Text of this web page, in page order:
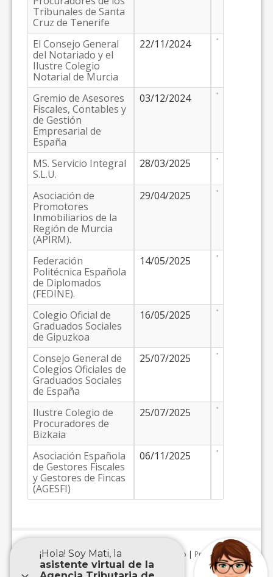
Tribunales de Santa
Cruz de Tenerife
El Consejo General
del Notariado y el
Ilustre Colegio
Notarial de Murcia
22/11/2024
Gremio de Asesores
Fiscales, Contables y
de Gestión
Empresarial de
España
03/12/2024
MS. Servicio Integral
S.L.U.
28/03/2025
Asociación de
Promotores
Inmobiliarios de la
Región de Murcia
(APIRM).
29/04/2025
Federación
Politécnica Española
de Diplomados
(FEDINE).
14/05/2025
Colegio Oficial de
Graduados Sociales
de Gipuzkoa
16/05/2025
Consejo General de
Colegios Oficiales de
Graduados Sociales
de España
25/07/2025
Ilustre Colegio de
Procuradores de
Bizkaia
25/07/2025
Asociación Española
de Gestores Fiscales
y Gestores de Fincas
(AGESFI)
06/11/2025
Aviso Legal |Accesibilidad Mapa Web | Protección de